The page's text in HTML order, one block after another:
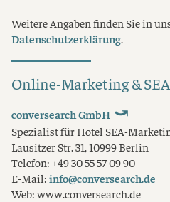
Weitere Angaben finden Sie in
Datenschutzerklärung.
Online-Marketing &
conversearch GmbH
Spezialist für Hotel SEA-
Lausitzer Str. 31, 10999 Berlin
Telefon: +49 30 55 57 09 90
E-Mail:info@conversearch.de
Web: www.conversearch.de